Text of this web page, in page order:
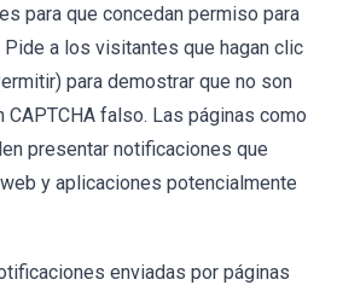
para que concedan permiso para
a los visitantes que hagan clic
para demostrar que no son
falso. Las páginas como
presentar notificaciones que
y aplicaciones potencialmente
enviadas por páginas